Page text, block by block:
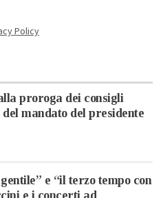
Policy
proroga dei consigli
mandato del presidente
e “il terzo tempo con
e i concerti ad